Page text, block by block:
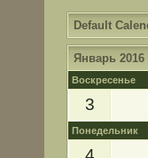
Default
Январь 2016
Воскресенье
3
Понедельник